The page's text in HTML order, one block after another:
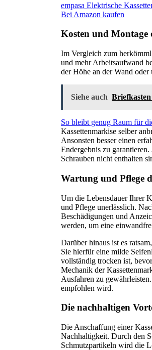
empasa Elektrische
Bei Amazon kaufen
Kosten und Montage
Im Vergleich zum
und mehr Arbeitsaufwand
der Höhe an der Wand oder
Siehe auch Briefkasten
So bleibt genug Raum für
Kassettenmarkise selber
Ansonsten besser einen
Endergebnis zu
Schrauben nicht enthalten
Wartung und Pflege
Um die Lebensdauer Ihrer
und Pflege unerlässlich.
Beschädigungen und
werden, um eine
Darüber hinaus ist es
Sie hierfür eine milde
vollständig trocken ist,
Mechanik der
Ausfahren zu
empfohlen wird.
Die nachhaltigen
Die Anschaffung einer
Nachhaltigkeit. Durch den
Schmutzpartikeln wird die